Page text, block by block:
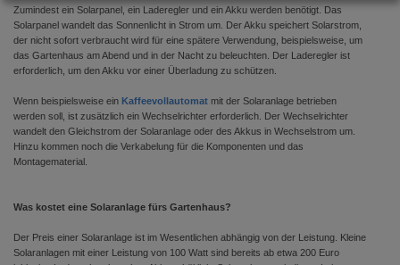
Zumindest ein Solarpanel, ein Laderegler und ein Akku werden benötigt. Das
Solarpanel wandelt das Sonnenlicht in Strom um. Der Akku speichert Solarstrom,
der nicht sofort verbraucht wird für eine spätere Verwendung, beispielsweise, um
das Gartenhaus am Abend und in der Nacht zu beleuchten. Der Laderegler ist
erforderlich, um den Akku vor einer Überladung zu schützen.
Wenn beispielsweise ein Kaffeevollautomat mit der Solaranlage betrieben
werden soll, ist zusätzlich ein Wechselrichter erforderlich. Der Wechselrichter
wandelt den Gleichstrom der Solaranlage oder des Akkus in Wechselstrom um.
Hinzu kommen noch die Verkabelung für die Komponenten und das
Montagematerial.
Was kostet eine Solaranlage fürs Gartenhaus?
Der Preis einer Solaranlage ist im Wesentlichen abhängig von der Leistung. Kleine
Solaranlagen mit einer Leistung von 100 Watt sind bereits ab etwa 200 Euro